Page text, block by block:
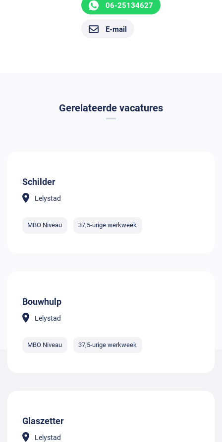
06-25134627
E-mail
Gerelateerde vacatures
Schilder
Lelystad
MBO Niveau 37,5-urige werkweek
Bouwhulp
Lelystad
MBO Niveau 37,5-urige werkweek
Glaszetter
Lelystad